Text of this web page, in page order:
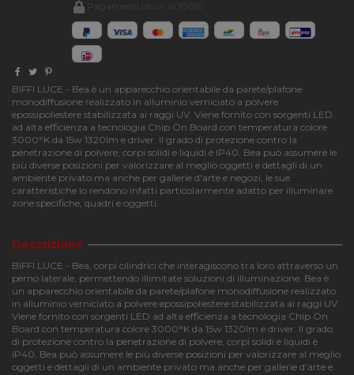
BIFFI LUCE - Bea è un apparecchio orientabile da parete/plafone
monodiffusione realizzato in alluminio verniciato a polvere
epossipoliestere stabilizzata ai raggi UV. Viene fornito con sorgenti LED
ad alta efficienza a tecnologia Chip On Board con temperatura colore
3000°K da 15w 1320lm e driver. Il grado di protezione contro la
penetrazione di polvere, corpi solidi e liquidi è IP40. Bea può assumere le
più diverse posizioni per valorizzare al meglio oggetti e dettagli di un
ambiente privato ma anche per gallerie d'arte e negozi, le sue
caratteristiche lo rendono infatti particolarmente adatto per illuminare
zone specifiche, quadri e oggetti.
Descrizione
BIFFI LUCE - Bea, corpi cilindrici che interagiscono tra loro attraverso un
perno laterale, permettendo illimitate soluzioni di illuminazione. Bea è
un apparecchio orientabile da parete/plafone monodiffusione realizzato
in alluminio verniciato a polvere epossipoliestere stabilizzata ai raggi UV.
Viene fornito con sorgenti LED ad alta efficienza a tecnologia Chip On
Board con temperatura colore 3000°K da 15w 1320lm e driver. Il grado
di protezione contro la penetrazione di polvere, corpi solidi e liquidi è
IP40. Bea può assumere le più diverse posizioni per valorizzare al meglio
oggetti e dettagli di un ambiente privato ma anche per gallerie d'arte e